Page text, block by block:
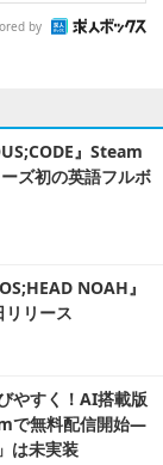
by
』Steam
ズ初の英語フルボ
NOAH』
リース
やすく！AI搭載版
で無料配信開始―
は未実装